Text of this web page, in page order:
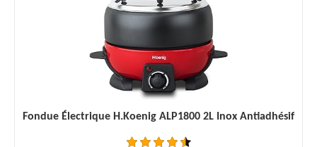
Fondue Électrique H.Koenig ALP1800 2L Inox Antiadhésif